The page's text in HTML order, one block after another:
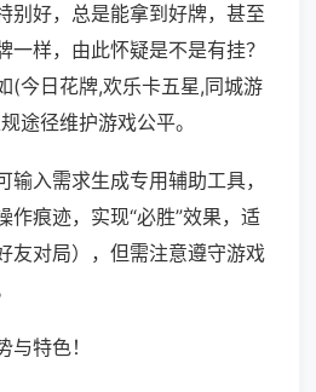
别好，总是能拿到好牌，甚至
一样，由此怀疑是不是有挂？
(今日花牌,欢乐卡五星,同城游
途径维护游戏公平。
输入需求生成专用辅助工具，
作痕迹，实现“必胜”效果，适
友对局），但需注意遵守游戏
特色！